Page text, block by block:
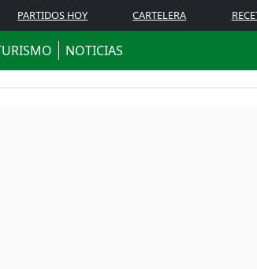
PARTIDOS HOY CARTELERA
NOTICIAS